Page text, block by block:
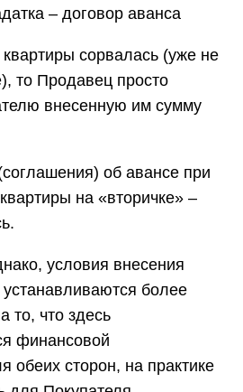
– договор аванса
квартиры сорвалась (уже не
то Продавец просто
внесенную им сумму
об авансе при
на «вторичке» –
условия внесения
устанавливаются более
то, что здесь
финансовой
обеих сторон, на практике